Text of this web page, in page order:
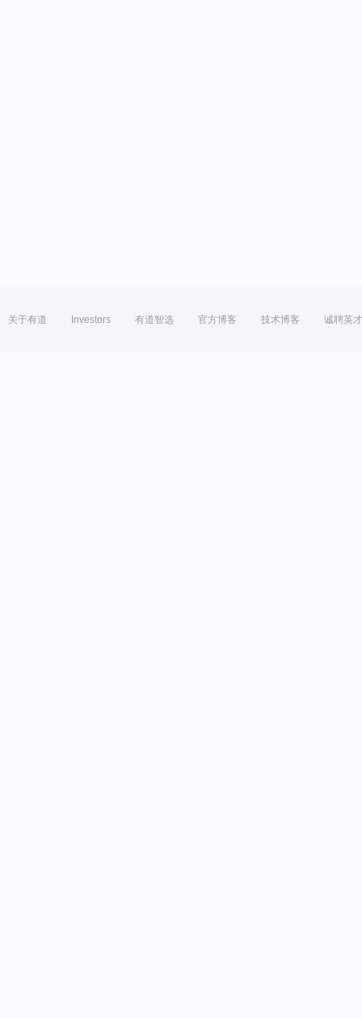
关于有道 Investors 有道智选 官方博客 技术博客 诚聘英才